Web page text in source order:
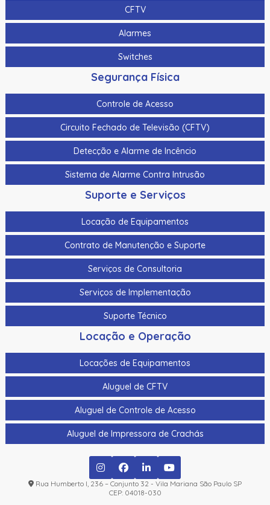
CFTV
Alarmes
Switches
Segurança Física
Controle de Acesso
Circuito Fechado de Televisão (CFTV)
Detecção e Alarme de Incêncio
Sistema de Alarme Contra Intrusão
Suporte e Serviços
Locação de Equipamentos
Contrato de Manutenção e Suporte
Serviços de Consultoria
Serviços de Implementação
Suporte Técnico
Locação e Operação
Locações de Equipamentos
Aluguel de CFTV
Aluguel de Controle de Acesso
Aluguel de Impressora de Crachás
Rua Humberto I, 236 – Conjunto 32 - Vila Mariana São Paulo SP
CEP: 04018-030